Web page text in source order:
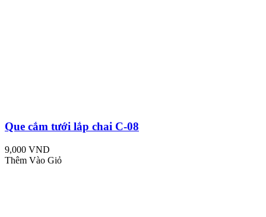
Que cắm tưới lắp chai C-08
9,000 VND
Thêm Vào Giỏ